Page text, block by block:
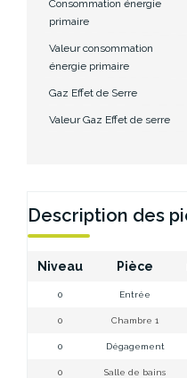
Consommation énergie
primaire
Valeur consommation
énergie primaire
Gaz Effet de Serre
Valeur Gaz Effet de serre
Description des
Niveau Pièce
0 Entrée
0 Chambre 1
0 Dégagement
0 Salle de bains